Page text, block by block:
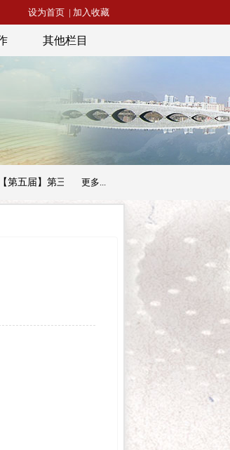
设为首页 | 加入收藏
其他栏目
】第三十三号 昭通市人民代表大会常务委员会
更多...